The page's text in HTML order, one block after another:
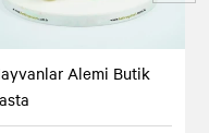
Alemi Butik